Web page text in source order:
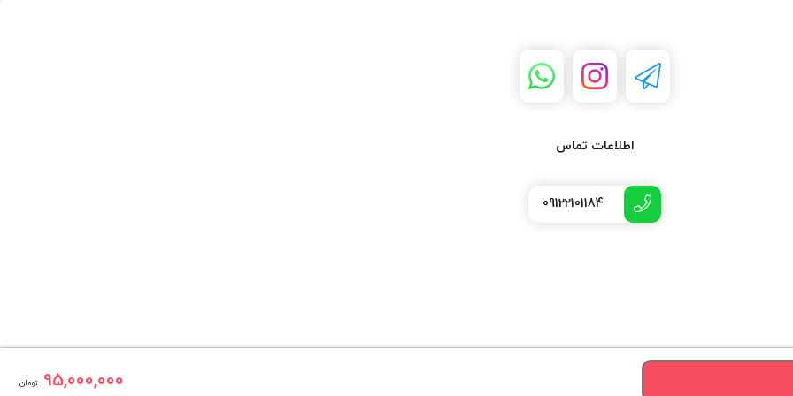
95,000,000 تومان
اطلاعات تماس
09122101184